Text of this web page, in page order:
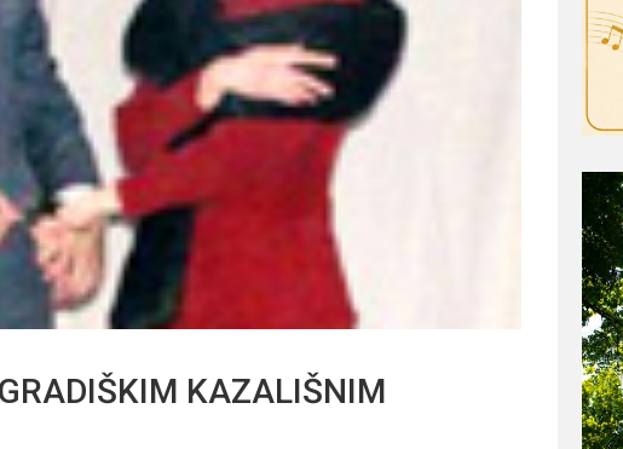
KAZALIŠNIM